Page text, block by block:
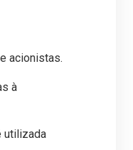
acionistas.
à
utilizada